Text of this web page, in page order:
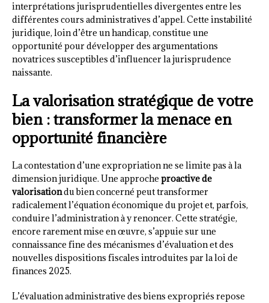
interprétations jurisprudentielles divergentes entre les
différentes cours administratives d’appel. Cette instabilité
juridique, loin d’être un handicap, constitue une
opportunité pour développer des argumentations
novatrices susceptibles d’influencer la jurisprudence
naissante.
La valorisation stratégique de votre
bien : transformer la menace en
opportunité financière
La contestation d’une expropriation ne se limite pas à la
dimension juridique. Une approche proactive de
valorisationdu bien concerné peut transformer
radicalement l’équation économique du projet et, parfois,
conduire l’administration à y renoncer. Cette stratégie,
encore rarement mise en œuvre, s’appuie sur une
connaissance fine des mécanismes d’évaluation et des
nouvelles dispositions fiscales introduites par la loi de
finances 2025.
L’évaluation administrative des biens expropriés repose